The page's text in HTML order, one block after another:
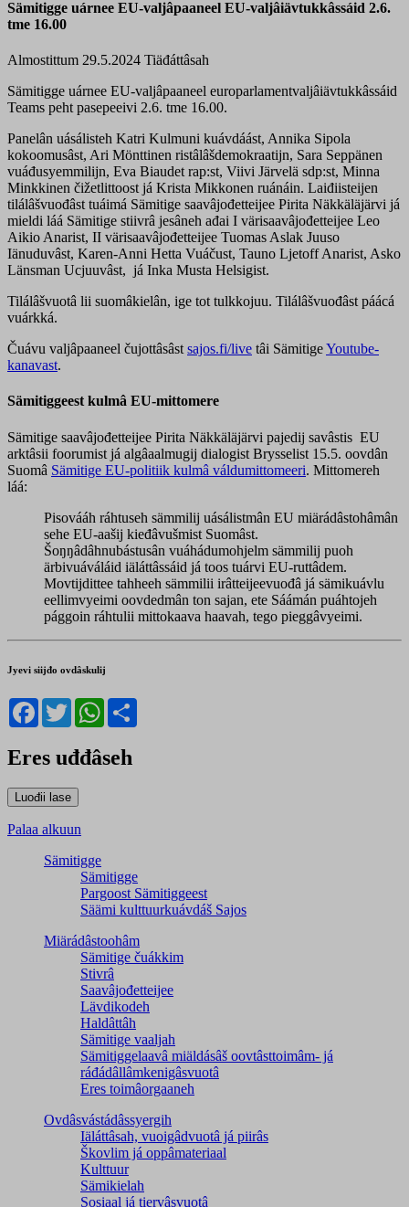
Sämitigge uárnee EU-valjâpaaneel EU-valjâiävtukkâssáid 2.6.
tme 16.00
Almostittum 29.5.2024 Tiäđáttâsah
Sämitigge uárnee EU-valjâpaaneel europarlamentvaljâiävtukkâssáid
Teams peht pasepeeivi 2.6. tme 16.00.
Panelân uásálisteh Katri Kulmuni kuávdáást, Annika Sipola
kokoomusâst, Ari Mönttinen ristâlâšdemokraatijn, Sara Seppänen
vuáđusyemmilijn, Eva Biaudet rap:st, Viivi Järvelä sdp:st, Minna
Minkkinen čižetlittoost já Krista Mikkonen ruánáin. Laiđiisteijen
tilálâšvuođâst tuáimá Sämitige saavâjođetteijee Pirita Näkkäläjärvi já
mieldi láá Sämitige stiivrâ jesâneh ađai I värisaavâjođetteijee Leo
Aikio Anarist, II värisaavâjođetteijee Tuomas Aslak Juuso
Iänuduvâst, Karen-Anni Hetta Vuáčust, Tauno Ljetoff Anarist, Asko
Länsman Ucjuuvâst, já Inka Musta Helsigist.
Tilálâšvuotâ lii suomâkielân, ige tot tulkkojuu. Tilálâšvuođâst páácá
vuárkká.
Čuávu valjâpaaneel čujottâsâst sajos.fi/live tâi SämitigeYoutube-
kanavast.
Sämitiggeest kulmâ EU-mittomere
Sämitige saavâjođetteijee Pirita Näkkäläjärvi pajedij savâstis EU
arktâsii foorumist já algâaalmugij dialogist Brysselist 15.5. oovdân
Suomâ Sämitige EU-politiik kulmâ váldumittomeeri. Mittomereh
láá:
Pisovááh ráhtuseh sämmilij uásálistmân EU miärádâstohâmân
sehe EU-aašij kieđâvušmist Suomâst.
Šoŋŋâdâhnubástusân vuáhádumohjelm sämmilij puoh
ärbivuáváláid iäláttâssáid já toos tuárvi EU-ruttâdem.
Movtijdittee tahheeh sämmilii irâtteijeevuođâ já sämikuávlu
eellimvyeimi oovdedmân ton sajan, ete Sáámán puáhtojeh
pággoin ráhtulii mittokaava haavah, tego pieggâvyeimi.
Jyevi siijđo ovdâskulij
Facebook
TwitterWhatsApp
Eres uđđâseh
Palaa alkuun
Sämitigge
Sämitigge
Pargoost Sämitiggeest
Säämi kulttuurkuávdáš Sajos
Miärádâstoohâm
Sämitige čuákkim
Stivrâ
Saavâjođetteijee
Lävdikodeh
Haldâttâh
Sämitige vaaljah
Sämitiggelaavâ miäldásâš oovtâsttoimâm- já
ráđádâllâmkenigâsvuotâ
Eres toimâorgaaneh
Ovdâsvástádâssyergih
Iäláttâsah, vuoigâdvuotâ já piirâs
Škovlim já oppâmateriaal
Kulttuur
Sämikielah
Sosiaal já tiervâsvuotâ